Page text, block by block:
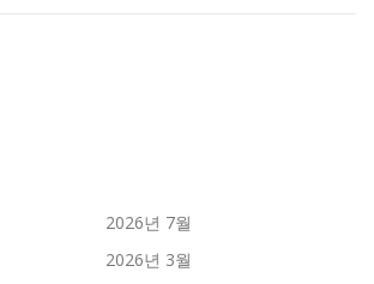
2026년 7월
2026년 3월